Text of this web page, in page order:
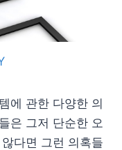
에 관한 다양한 의
은 그저 단순한 오
다면 그런 의혹들